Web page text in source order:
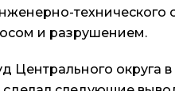
технического
и разрушением.
Центрального округа